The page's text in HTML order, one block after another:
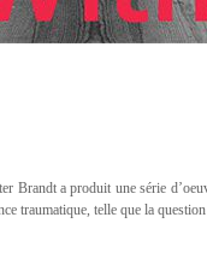
Brandt a produit une série
traumatique, telle que la